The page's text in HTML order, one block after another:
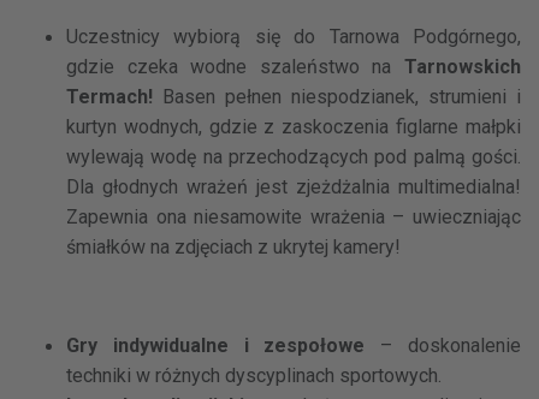
Uczestnicy wybiorą się do Tarnowa Podgórnego,
gdzie czeka wodne szaleństwo na Tarnowskich
Termach! Basen pełnen niespodzianek, strumieni i
kurtyn wodnych, gdzie z zaskoczenia figlarne małpki
wylewają wodę na przechodzących pod palmą gości.
Dla głodnych wrażeń jest zjeżdżalnia multimedialna!
Zapewnia ona niesamowite wrażenia – uwieczniając
śmiałków na zdjęciach z ukrytej kamery!
Gry indywidualne i zespołowe – doskonalenie
techniki w różnych dyscyplinach sportowych.